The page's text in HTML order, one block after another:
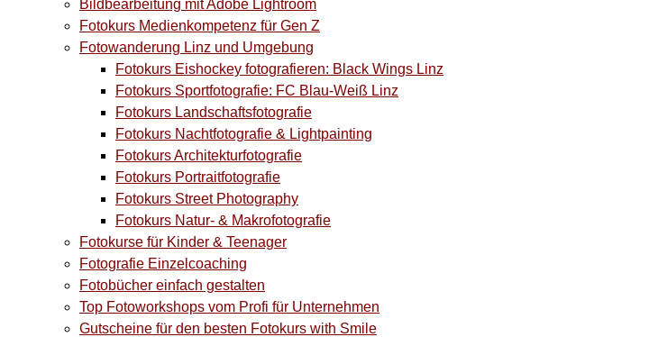
Bildbearbeitung mit Adobe Lightroom
Fotokurs Medienkompetenz für Gen Z
Fotowanderung Linz und Umgebung
Fotokurs Eishockey fotografieren: Black Wings Linz
Fotokurs Sportfotografie: FC Blau-Weiß Linz
Fotokurs Landschaftsfotografie
Fotokurs Nachtfotografie & Lightpainting
Fotokurs Architekturfotografie
Fotokurs Portraitfotografie
Fotokurs Street Photography
Fotokurs Natur- & Makrofotografie
Fotokurse für Kinder & Teenager
Fotografie Einzelcoaching
Fotobücher einfach gestalten
Top Fotoworkshops vom Profi für Unternehmen
Gutscheine für den besten Fotokurs with Smile